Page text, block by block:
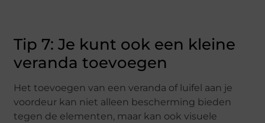
Tip 7: Je kunt ook een kleine
veranda toevoegen
Het toevoegen van een veranda of luifel aan je
voordeur kan niet alleen bescherming bieden
tegen de elementen, maar kan ook visuele